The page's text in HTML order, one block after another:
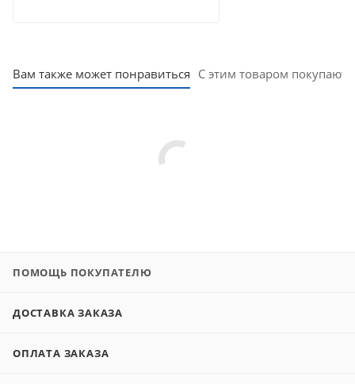
Вам также может понравиться С этим товаром покупают
ПОМОЩЬ ПОКУПАТЕЛЮ
ДОСТАВКА ЗАКАЗА
ОПЛАТА ЗАКАЗА